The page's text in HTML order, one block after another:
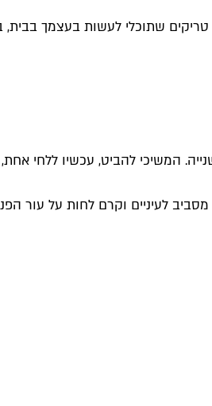
שתוכלי לעשות בעצמך בבית,
המשיכי להביט, עכשיו ללחי אחת,
לעיניים וקרם לחות על עור